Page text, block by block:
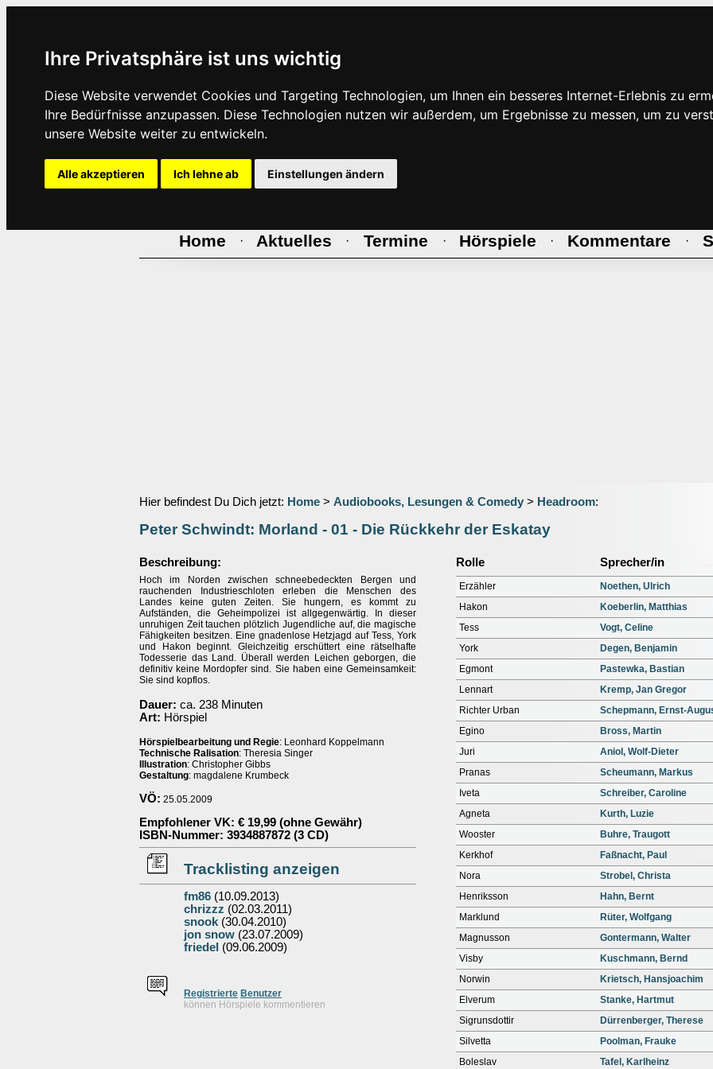
Ihre Privatsphäre ist uns wichtig
Diese Website verwendet Cookies und Targeting Technologien, um Ihnen ein besseres Internet-Erlebnis zu
Ihre Bedürfnisse anzupassen. Diese Technologien nutzen wir außerdem, um Ergebnisse zu messen, um zu
unsere Website weiter zu entwickeln.
Alle akzeptieren Ich lehne ab Einstellungen ändern
Home · Aktuelles · Termine · Hörspiele · Kommentare ·
Hier befindest Du Dich jetzt: Home > Audiobooks, Lesungen & Comedy > Headroom:
Peter Schwindt: Morland - 01 - Die Rückkehr der Eskatay
Beschreibung:
Hoch im Norden zwischen schneebedeckten Bergen und
rauchenden Industrieschloten erleben die Menschen des
Landes keine guten Zeiten. Sie hungern, es kommt zu
Aufständen, die Geheimpolizei ist allgegenwärtig. In dieser
unruhigen Zeit tauchen plötzlich Jugendliche auf, die magische
Fähigkeiten besitzen. Eine gnadenlose Hetzjagd auf Tess, York
und Hakon beginnt. Gleichzeitig erschüttert eine rätselhafte
Todesserie das Land. Überall werden Leichen geborgen, die
definitiv keine Mordopfer sind. Sie haben eine Gemeinsamkeit:
Sie sind kopflos.
Dauer: ca. 238 Minuten
Art: Hörspiel
Hörspielbearbeitung und Regie: Leonhard Koppelmann
Technische Ralisation: Theresia Singer
Illustration: Christopher Gibbs
Gestaltung: magdalene Krumbeck
VÖ: 25.05.2009
Empfohlener VK: € 19,99 (ohne Gewähr)
ISBN-Nummer: 3934887872 (3 CD)
Tracklisting anzeigen
fm86 (10.09.2013)
chrizzz (02.03.2011)
snook (30.04.2010)
jon snow (23.07.2009)
friedel (09.06.2009)
Registrierte Benutzer
können Hörspiele kommentieren
Rolle Sprecher/in
Erzähler
Noethen, Ulrich
Hakon
Koeberlin, Matthias
Tess
Vogt, Celine
York
Degen, Benjamin
Egmont
Pastewka, Bastian
Lennart
Kremp, Jan Gregor
Richter Urban
Schepmann, Ernst-
Egino
Bross, Martin
Juri
Aniol, Wolf-Dieter
Pranas
Scheumann, Markus
Iveta
Schreiber, Caroline
Agneta
Kurth, Luzie
Wooster
Buhre, Traugott
Kerkhof
Faßnacht, Paul
Nora
Strobel, Christa
Henriksson
Hahn, Bernt
Marklund
Rüter, Wolfgang
Magnusson
Gontermann, Walter
Visby
Kuschmann, Bernd
Norwin
Krietsch, Hansjoachim
Elverum
Stanke, Hartmut
Sigrunsdottir
Dürrenberger, Therese
Silvetta
Poolman, Frauke
Boleslav
Tafel, Karlheinz